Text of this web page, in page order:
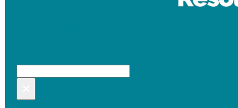
Pesquisar